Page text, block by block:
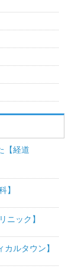
【経道
】
ニック】
ルタウン】